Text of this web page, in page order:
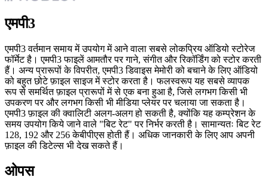
एमपी3
एमपी3 वर्तमान समाय में उपयोग में आने वाला सबसे लोकप्रिय ऑडियो स्टोरेज
फॉर्मेट है। एमपी3 फाइलें आमतौर पर गाने, संगीत और रिकॉर्डिंग को स्टोर करती
हैं। अन्य प्रारूपों के विपरीत, एमपी3 डिवाइस मेमोरी को बचाने के लिए ऑडियो
को बहुत छोटे फ़ाइल साइज में स्टोर करता है। फलस्वरूप यह सबसे व्यापक
रूप से समर्थित फ़ाइल प्रारूपों में से एक बना हुआ है, जिसे लगभग किसी भी
उपकरण पर और लगभग किसी भी मीडिया प्लेयर पर चलाया जा सकता है।
एमपी3 फ़ाइल की क्वालिटी अलग-अलग हो सकती है, क्योंकि यह कम्प्रेशन के
समय उपयोग किये जाने वाले "बिट रेट" पर निर्भर करती है। सामान्यतः बिट रेट
128, 192 और 256 केबीपीएस होती हैं। अधिक जानकारी के लिए आप अपनी
फ़ाइल की डिटेल्स भी देख सकते हैं।
ओपस